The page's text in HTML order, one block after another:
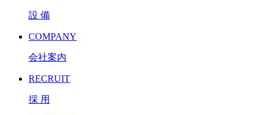
設 備
COMPANY
会社案内
RECRUIT
採 用